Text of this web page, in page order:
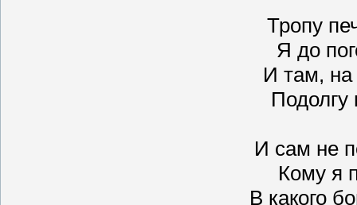
Тропу
Я до
И там,
Подолгу
И сам не
Кому я
В какого